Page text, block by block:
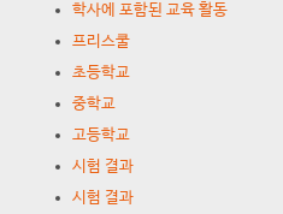
학사에 포함된 교육 활동
프리스쿨
초등학교
중학교
고등학교
시험 결과
시험 결과